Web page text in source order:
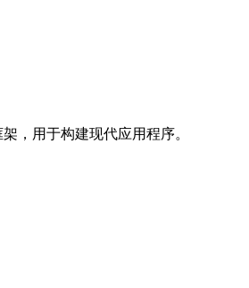
，用于构建现代应用程序。